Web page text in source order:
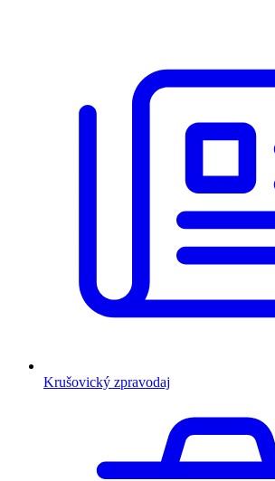
Krušovický zpravodaj